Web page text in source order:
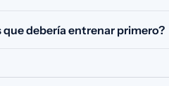
que debería entrenar primero?